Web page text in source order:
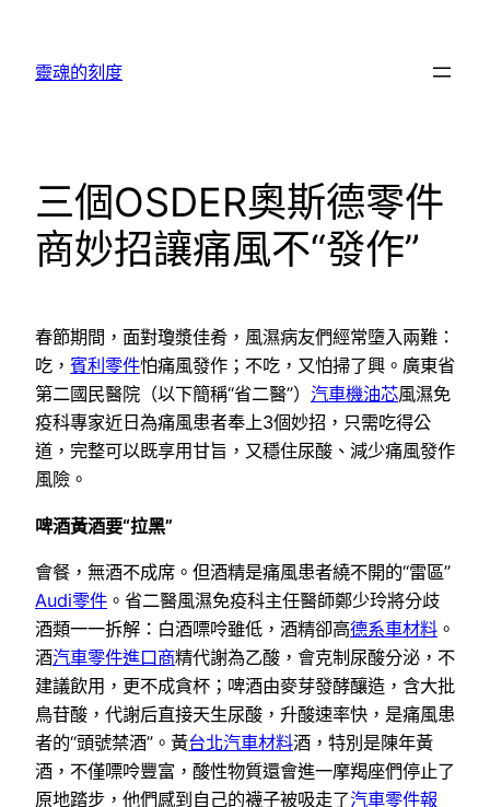
靈魂的刻度
三個OSDER奧斯德零件
商妙招讓痛風不“發作”
春節期間，面對瓊漿佳肴，風濕病友們經常墮入兩難：
吃， 賓利零件怕痛風發作；不吃，又怕掃了興。廣東省
第二國民醫院（以下簡稱“省二醫”） 汽車機油芯風濕免
疫科專家近日為痛風患者奉上3個妙招，只需吃得公
道，完整可以既享用甘旨，又穩住尿酸、減少痛風發作
風險。
啤酒黃酒要“拉黑”
會餐，無酒不成席。但酒精是痛風患者繞不開的“雷區”
Audi零件 。省二醫風濕免疫科主任醫師鄭少玲將分歧
酒類一一拆解：白酒嘌呤雖低，酒精卻高德系車材料 。
酒汽車零件進口商精代謝為乙酸，會克制尿酸分泌，不
建議飲用，更不成貪杯；啤酒由麥芽發酵釀造，含大批
鳥苷酸，代謝后直接天生尿酸，升酸速率快，是痛風患
者的“頭號禁酒”。黃台北汽車材料酒，特別是陳年黃
酒，不僅嘌呤豐富，酸性物質還會進一摩羯座們停止了
原地踏步，他們感到自己的襪子被吸走了汽車零件報